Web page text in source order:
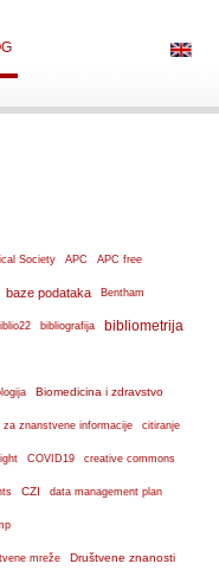
Society APC APC free
baze podataka Bentham
bibliografija bibliometrija
Biomedicina i zdravstvo
za znanstvene informacije citiranje
COVID19 creative commons
CZI data management plan
mreže Društvene znanosti